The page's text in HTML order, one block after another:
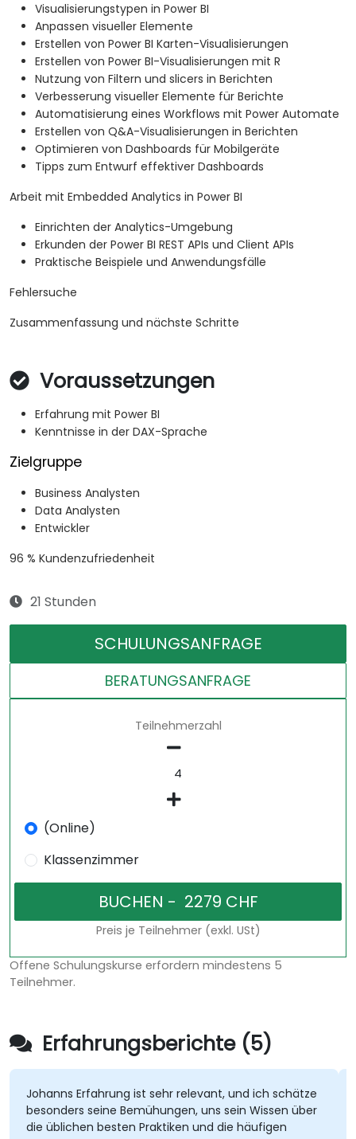
Visualisierungstypen in Power BI
Anpassen visueller Elemente
Erstellen von Power BI Karten-Visualisierungen
Erstellen von Power BI-Visualisierungen mit R
Nutzung von Filtern und slicers in Berichten
Verbesserung visueller Elemente für Berichte
Automatisierung eines Workflows mit Power Automate
Erstellen von Q&A-Visualisierungen in Berichten
Optimieren von Dashboards für Mobilgeräte
Tipps zum Entwurf effektiver Dashboards
Arbeit mit Embedded Analytics in Power BI
Einrichten der Analytics-Umgebung
Erkunden der Power BI REST APIs und Client APIs
Praktische Beispiele und Anwendungsfälle
Fehlersuche
Zusammenfassung und nächste Schritte
Voraussetzungen
Erfahrung mit Power BI
Kenntnisse in der DAX-Sprache
Zielgruppe
Business Analysten
Data Analysten
Entwickler
96 % Kundenzufriedenheit
21 Stunden
SCHULUNGSANFRAGE
BERATUNGSANFRAGE
Teilnehmerzahl
(Online)
Klassenzimmer
Preis je Teilnehmer (exkl. USt)
Offene Schulungskurse erfordern mindestens 5
Teilnehmer.
Erfahrungsberichte (5)
Erfahrung ist sehr relevant, und ich schätze
seine Bemühungen, uns sein Wissen über
üblichen besten Praktiken und die häufigen
Die